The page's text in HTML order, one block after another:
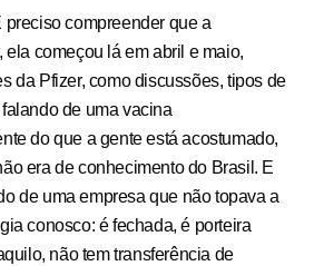
preciso compreender que a
ela começou lá em abril e maio,
da Pfizer, como discussões, tipos de
de uma vacina
do que a gente está acostumado,
era de conhecimento do Brasil. E
de uma empresa que não topava a
conosco: é fechada, é porteira
não tem transferência de